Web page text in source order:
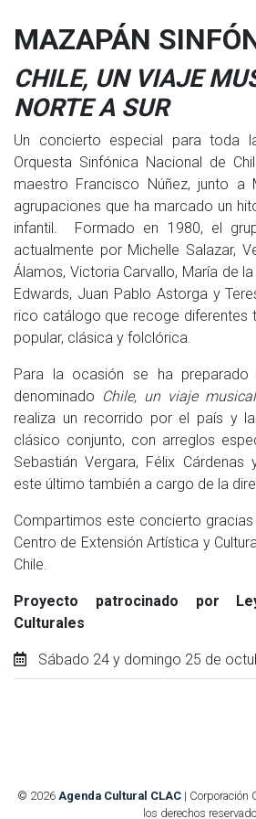
MAZAPÁN
CHILE, UN VIAJE
NORTE A SUR
Un concierto especial para toda
Orquesta Sinfónica Nacional de
maestro Francisco Núñez, junto a
agrupaciones que ha marcado un
infantil. Formado en 1980, el
actualmente por Michelle Salazar,
Álamos, Victoria Carvallo, María de
Edwards, Juan Pablo Astorga y
rico catálogo que recoge diferentes
popular, clásica y folclórica.
Para la ocasión se ha preparado
denominado Chile, un viaje
realiza un recorrido por el país y
clásico conjunto, con arreglos
Sebastián Vergara, Félix Cárdenas
este último también a cargo de la
Compartimos este concierto
Centro de Extensión Artística y
Chile.
Proyecto patrocinado por
Culturales
Sábado 24 y domingo 25 de
© 2026 Agenda Cultural CLAC| Corporación
los derechos